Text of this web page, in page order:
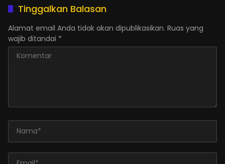
Tinggalkan Balasan
Alamat email Anda tidak akan dipublikasikan. Ruas yang
wajib ditandai *